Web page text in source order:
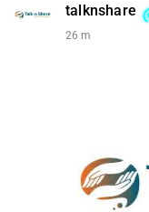
#vlikevn #titanbot
talknshare
26 m